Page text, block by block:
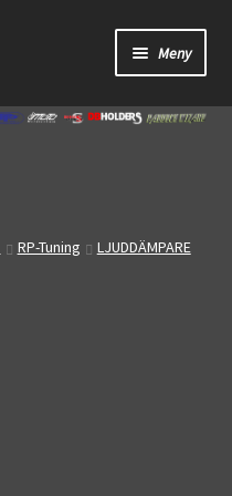
Meny
RP-Tuning
LJUDDÄMPARE